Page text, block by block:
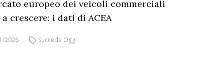
europeo dei veicoli commerciali
crescere: i dati di ACEA
2026 Succede Oggi